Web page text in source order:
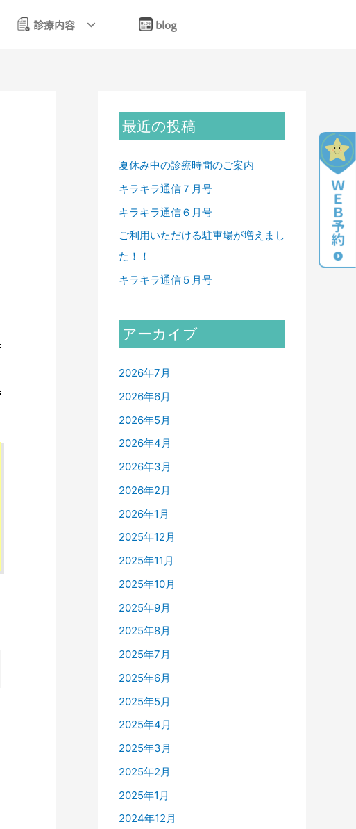
診療内容 blog
最近の投稿
夏休み中の診療時間のご案内
キラキラ通信７月号
キラキラ通信６月号
ご利用いただける駐車場が増えまし
た！！
キラキラ通信５月号
アーカイブ
2026年7月
2026年6月
2026年5月
2026年4月
2026年3月
2026年2月
2026年1月
2025年12月
2025年11月
2025年10月
2025年9月
2025年8月
2025年7月
2025年6月
2025年5月
2025年4月
2025年3月
2025年2月
2025年1月
2024年12月